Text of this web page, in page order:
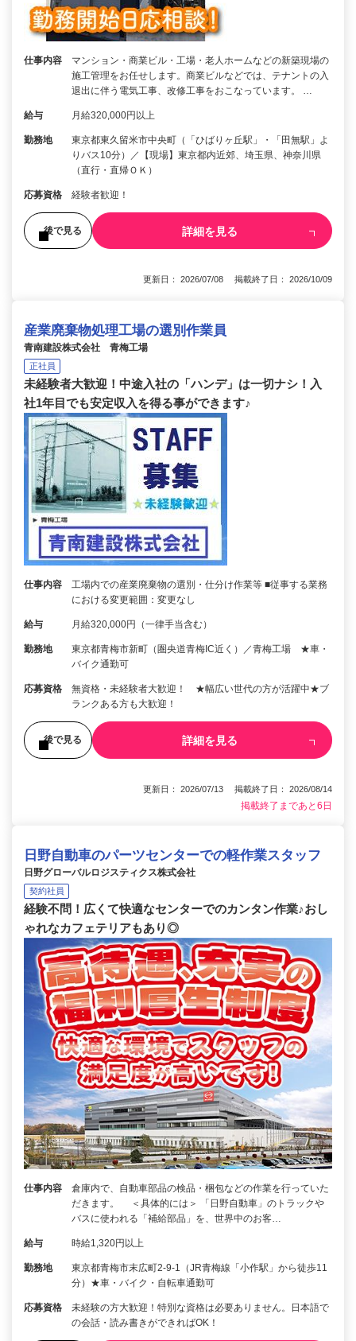
仕事内容
マンション・商業ビル・工場・老人ホームなどの新築現場の
施工管理をお任せします。商業ビルなどでは、テナントの入
退出に伴う電気工事、改修工事をおこなっています。 …
給与 月給320,000円以上
勤務地
東京都東久留米市中央町（「ひばりヶ丘駅」・「田無駅」よ
りバス10分）／【現場】東京都内近郊、埼玉県、神奈川県
（直行・直帰ＯＫ）
応募資格 経験者歓迎！
後で見る 詳細を見る
更新日： 2026/07/08 掲載終了日： 2026/10/09
産業廃棄物処理工場の選別作業員
青南建設株式会社 青梅工場
正社員
未経験者大歓迎！中途入社の「ハンデ」は一切ナシ！入
社1年目でも安定収入を得る事ができます♪
仕事内容
工場内での産業廃棄物の選別・仕分け作業等 ■従事する業務
における変更範囲：変更なし
給与 月給320,000円（一律手当含む）
勤務地
東京都青梅市新町（圏央道青梅IC近く）／青梅工場 ★車・
バイク通勤可
応募資格
無資格・未経験者大歓迎！ ★幅広い世代の方が活躍中★ブ
ランクある方も大歓迎！
後で見る 詳細を見る
更新日： 2026/07/13 掲載終了日： 2026/08/14
掲載終了まであと6日
日野自動車のパーツセンターでの軽作業スタッフ
日野グローバルロジスティクス株式会社
契約社員
経験不問！広くて快適なセンターでのカンタン作業♪おし
ゃれなカフェテリアもあり◎
仕事内容
倉庫内で、自動車部品の検品・梱包などの作業を行っていた
だきます。 ＜具体的には＞ 「日野自動車」のトラックや
バスに使われる「補給部品」を、世界中のお客…
給与 時給1,320円以上
勤務地
東京都青梅市末広町2-9-1（JR青梅線「小作駅」から徒歩11
分）★車・バイク・自転車通勤可
応募資格
未経験の方大歓迎！特別な資格は必要ありません。日本語で
の会話・読み書きができればOK！